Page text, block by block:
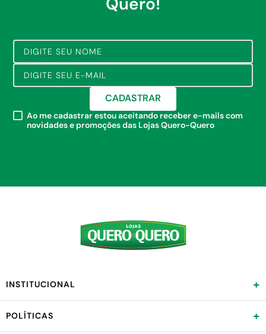
CADASTRAR
Ao me cadastrar estou aceitando receber e-mails com
novidades e promoções das Lojas Quero-Quero
INSTITUCIONAL +
POLÍTICAS +